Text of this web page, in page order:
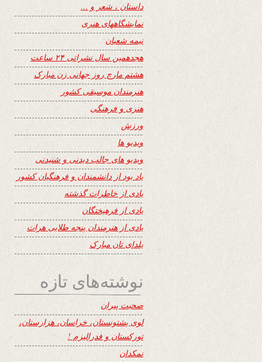
داستان ، شعر و …
نمایشگاههای هنری
نیمه شعبان
هجدهمین سال نشراتی ۲۴ ساعت
هشتم مارچ روز جهانی زن مبارک
هنرمندان موسیقی کشور
هنری و فرهنگی
ورزش
ویدیو ها
ویدیو های جالب دیدنی و شنیدنی
یاد بود از دانشمندان و فرهنگیان کشور
یادی از خاطرات گذشته
یادی از فرهیختگان
یادی از هنرمندان پنجه طلایی هرات
یلدای تان مبارک
نوشته‌های تازه
صحبت پیران
لوی پشتونستان، خراسان، هزارستان،
تورکستان و فدرالیزم !
نمکدان